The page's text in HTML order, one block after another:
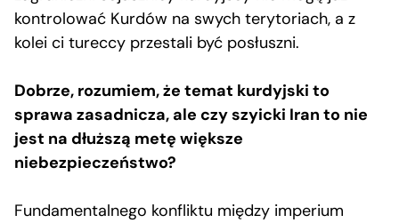
kontrolować Kurdów na swych terytoriach, a z
kolei ci tureccy przestali być posłuszni.
Dobrze, rozumiem, że temat kurdyjski to
sprawa zasadnicza, ale czy szyicki Iran to nie
jest na dłuższą metę większe
niebezpieczeństwo?
Fundamentalnego konfliktu między imperium